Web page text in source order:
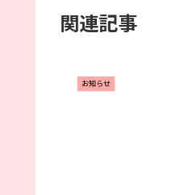
関連記事
お知らせ